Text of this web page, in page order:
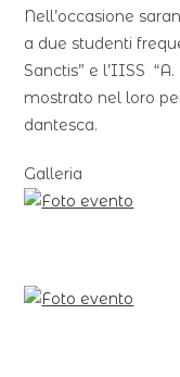
Nell’occasione
a due studenti
Sanctis” e l’IISS
mostrato nel loro
dantesca.
Galleria